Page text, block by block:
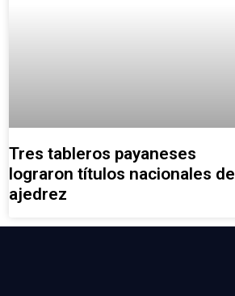
Tres tableros payaneses
lograron títulos nacionales de
ajedrez